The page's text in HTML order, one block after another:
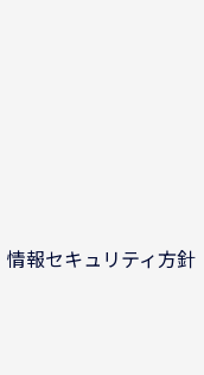
情報セキュリティ方針